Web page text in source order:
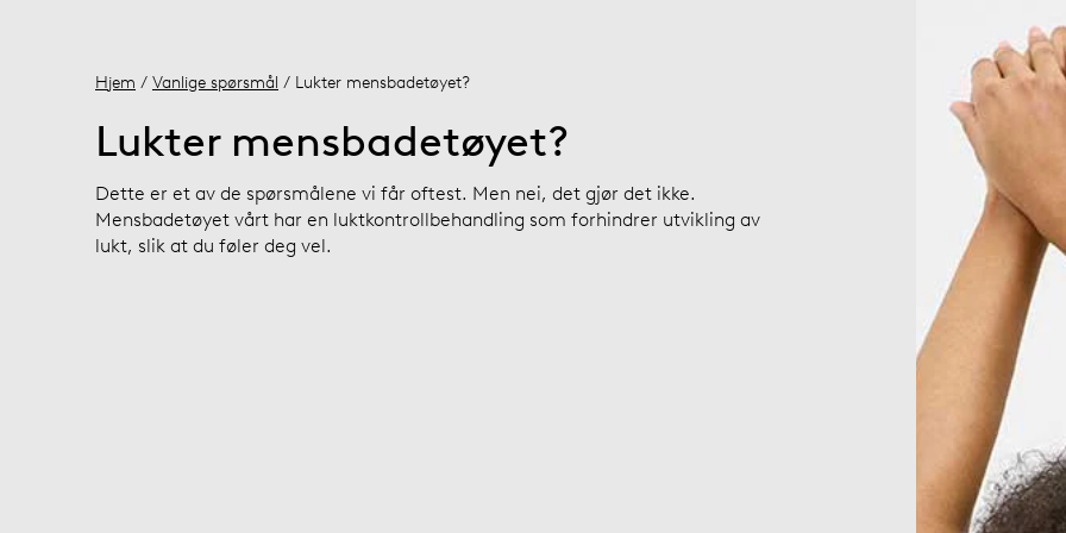
Hjem / Vanlige spørsmål / Lukter mensbadetøyet?
Lukter mensbadetøyet?
Dette er et av de spørsmålene vi får oftest. Men nei, det gjør det ikke.
Mensbadetøyet vårt har en luktkontrollbehandling som forhindrer utvikling av
lukt, slik at du føler deg vel.